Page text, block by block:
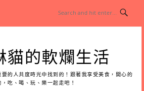
貓的軟爛生活
要的人共度時光中找到的！跟著我享受美食，開心的
，吃、喝、玩、樂一起走吧！